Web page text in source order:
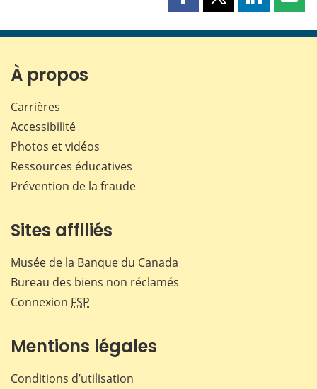
page page page page
À propos
Carrières
Accessibilité
Photos et vidéos
Ressources éducatives
Prévention de la fraude
Sites affiliés
Musée de la Banque du Canada
Bureau des biens non réclamés
Connexion FSP
Mentions légales
Conditions d’utilisation